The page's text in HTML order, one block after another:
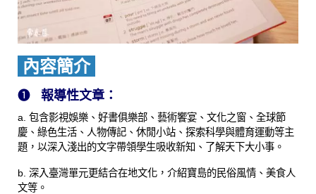
內容簡介
❶ 報導性文章：
a. 包含影視娛樂、好書俱樂部、藝術饗宴、文化之窗、全球節
慶、綠色生活、人物傳記、休閒小站、探索科學與體育運動等主
題，以深入淺出的文字帶領學生吸收新知、了解天下大小事。
b. 深入臺灣單元更結合在地文化，介紹寶島的民俗風情、美食人
文等。